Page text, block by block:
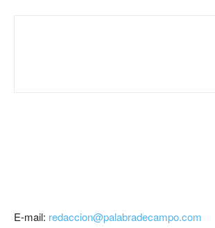
E-mail: redaccion@palabradecampo.com